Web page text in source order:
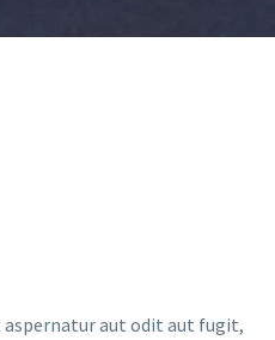
aut odit aut fugit,